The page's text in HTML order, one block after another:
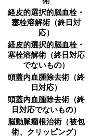
経皮的選択的脳血栓・
塞栓溶解術（終日対
応）
経皮的選択的脳血栓・
塞栓溶解術（終日対応
でないもの）
頭蓋内血腫除去術（終
日対応）
頭蓋内血腫除去術（終
日対応でないもの）
脳動脈瘤根治術（被包
術、クリッピング）